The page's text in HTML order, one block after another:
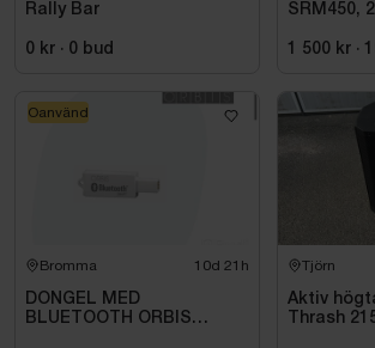
Rally Bar
0 kr · 0 bud
SRM450,
1 500 kr ·
Bromma 10d 21h
DONGEL MED
BLUETOOTH ORBIS
Oanvänd
Tjörn
Aktiv
Thrash